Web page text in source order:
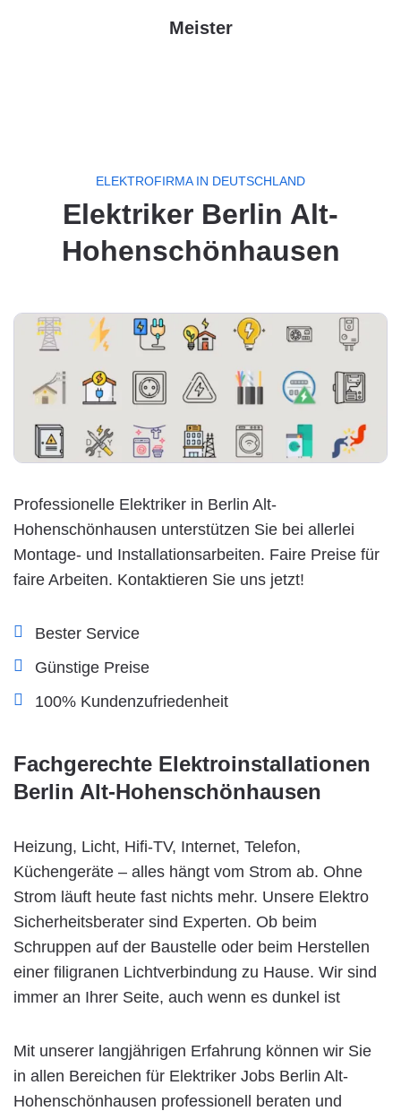
Meister
ELEKTROFIRMA IN DEUTSCHLAND
Elektriker Berlin Alt-
Hohenschönhausen
Professionelle Elektriker in Berlin Alt-
Hohenschönhausen unterstützen Sie bei allerlei
Montage- und Installationsarbeiten. Faire Preise für
faire Arbeiten. Kontaktieren Sie uns jetzt!
Bester Service
Günstige Preise
100% Kundenzufriedenheit
Fachgerechte Elektroinstallationen
Berlin Alt-Hohenschönhausen
Heizung, Licht, Hifi-TV, Internet, Telefon,
Küchengeräte – alles hängt vom Strom ab. Ohne
Strom läuft heute fast nichts mehr. Unsere Elektro
Sicherheitsberater sind Experten. Ob beim
Schruppen auf der Baustelle oder beim Herstellen
einer filigranen Lichtverbindung zu Hause. Wir sind
immer an Ihrer Seite, auch wenn es dunkel ist
Mit unserer langjährigen Erfahrung können wir Sie
in allen Bereichen für Elektriker Jobs Berlin Alt-
Hohenschönhausen professionell beraten und